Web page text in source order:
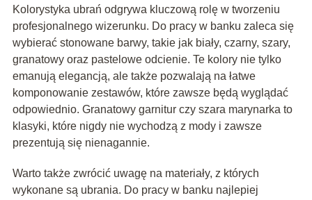
Kolorystyka ubrań odgrywa kluczową rolę w tworzeniu
profesjonalnego wizerunku. Do pracy w banku zaleca się
wybierać stonowane barwy, takie jak biały, czarny, szary,
granatowy oraz pastelowe odcienie. Te kolory nie tylko
emanują elegancją, ale także pozwalają na łatwe
komponowanie zestawów, które zawsze będą wyglądać
odpowiednio. Granatowy garnitur czy szara marynarka to
klasyki, które nigdy nie wychodzą z mody i zawsze
prezentują się nienagannie.
Warto także zwrócić uwagę na materiały, z których
wykonane są ubrania. Do pracy w banku najlepiej